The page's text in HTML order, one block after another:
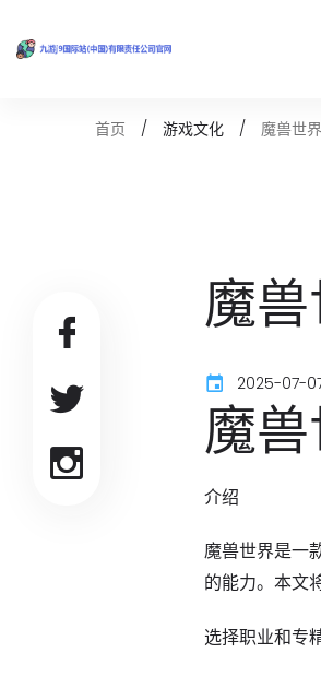
首页 游戏文化 魔兽世
魔
2025-07-
魔
介绍
魔兽世界是一
的能力。本文
选择职业和专